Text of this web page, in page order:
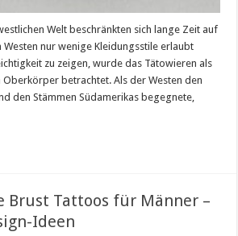
Welt beschränkten sich lange Zeit auf
nur wenige Kleidungsstile erlaubt
zu zeigen, wurde das Tätowieren als
Oberkörper betrachtet. Als der Westen den
den Stämmen Südamerikas begegnete,
Brust Tattoos für Männer –
Ideen